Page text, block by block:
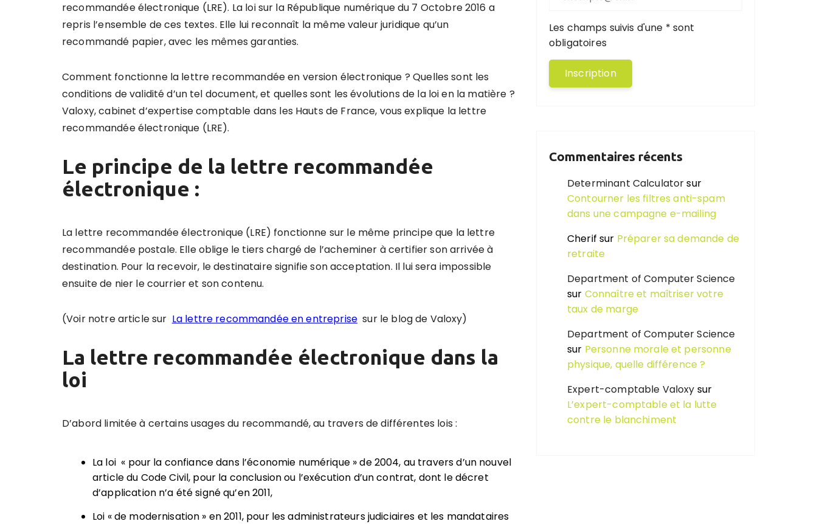
recommandée électronique (LRE). La loi sur la République numérique du 7 Octobre 2016 a
repris l’ensemble de ces textes. Elle lui reconnaît la même valeur juridique qu’un
recommandé papier, avec les mêmes garanties.
Comment fonctionne la lettre recommandée en version électronique ? Quelles sont les
conditions de validité d’un tel document, et quelles sont les évolutions de la loi en la matière ?
Valoxy, cabinet d’expertise comptable dans les Hauts de France, vous explique la lettre
recommandée électronique (LRE).
Le principe de la lettre recommandée
électronique :
La lettre recommandée électronique (LRE) fonctionne sur le même principe que la lettre
recommandée postale. Elle oblige le tiers chargé de l’acheminer à certifier son arrivée à
destination. Pour la recevoir, le destinataire signifie son acceptation. Il lui sera impossible
ensuite de nier le courrier et son contenu.
(Voir notre article sur La lettre recommandée en entreprise sur le blog de Valoxy)
La lettre recommandée électronique dans la
loi
D’abord limitée à certains usages du recommandé, au travers de différentes lois :
La loi « pour la confiance dans l’économie numérique » de 2004, au travers d’un nouvel
article du Code Civil, pour la conclusion ou l’exécution d’un contrat, dont le décret
d’application n’a été signé qu’en 2011,
Loi « de modernisation » en 2011, pour les administrateurs judiciaires et les mandataires
Les champs suivis d'une * sont
obligatoires
Commentaires récents
Determinant Calculatorsur
Contourner les filtres anti-spam
dans une campagne e-mailing
Cherif sur Préparer sa demande de
retraite
Department of Computer Science
sur Connaître et maîtriser votre
taux de marge
Department of Computer Science
sur Personne morale et personne
physique, quelle différence ?
Expert-comptable Valoxy sur
L’expert-comptable et la lutte
contre le blanchiment